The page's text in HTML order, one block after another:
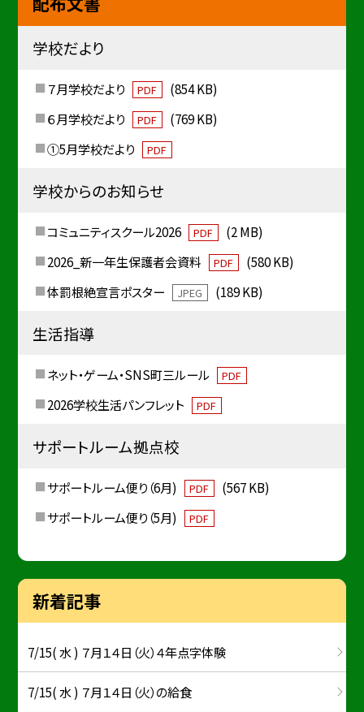
学校だより
７月学校だより PDF
(854 KB)
６月学校だより
PDF
(769 KB)
①5月学校だより
PDF
学校からのお知らせ
コミュニティスクール2026 PDF
(2 MB)
2026_新一年生保護者会資料
PDF
(580 KB)
体罰根絶宣言ポスター
JPEG (189 KB)
生活指導
ネット・ゲーム・SNS町三ルール PDF
2026学校生活パンフレット PDF
サポートルーム拠点校
サポートルーム便り（6月) PDF
(567 KB)
サポートルーム便り（5月)
PDF
新着記事
7/15( 水 ) ７月１４日（火）４年点字体験
7/15( 水 ) ７月１４日（火）の給食